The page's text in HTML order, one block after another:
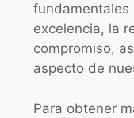
fundamentales
excelencia, la
compromiso,
aspecto de
Para obtener